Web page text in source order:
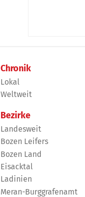
Chronik
Lokal
Weltweit
Bezirke
Landesweit
Bozen Leifers
Bozen Land
Eisacktal
Ladinien
Meran-Burggrafenamt